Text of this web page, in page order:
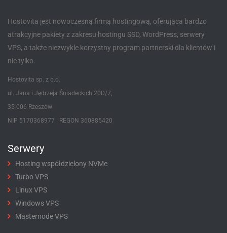
Hostovita jest nowoczesną firmą hostingową, oferująca bardzo
atrakcyjne pakiety z zakresu hostingu SSD, WordPress, serwery
VPS, a także niezwykle korzystny program partnerski dla klientów i
nie tylko.
Hostovita sp. z o.o.
ul. Jana i Jędrzeja Śniadeckich 20D/7,
35-006 Rzeszów
NIP 5170368977 | REGON 360885420
Serwery
Hosting współdzielony NVMe
Turbo VPS
Linux VPS
Windows VPS
Masternode VPS